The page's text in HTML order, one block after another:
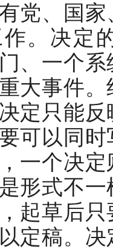
党、国
。决定
、一个
大事件
定只能
可以同
一个决
形式不
起草后
定稿。